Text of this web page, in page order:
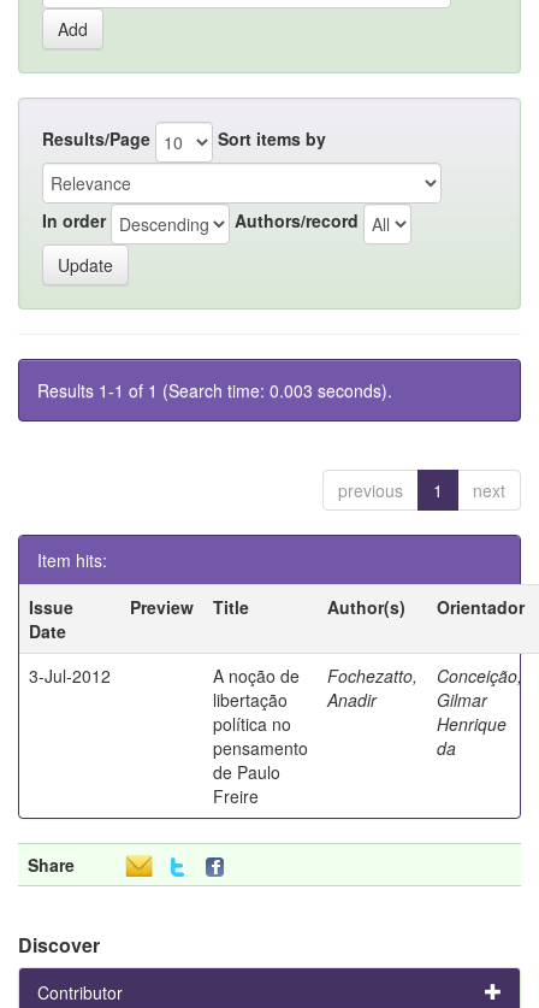
Results/Page Sort items by
In order Authors/record
Results 1-1 of 1 (Search time: 0.003 seconds).
previous 1 next
Item hits:
Issue
Date
Preview Title Author(s) Orientador
3-Jul-2012
A noção de
libertação
política no
pensamento
de Paulo
Freire
Fochezatto,
Anadir
Conceição,
Gilmar
Henrique
da
Share
Discover
Contributor